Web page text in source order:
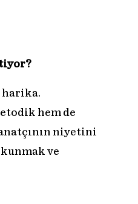
harika.
hem de
niyetini
ve